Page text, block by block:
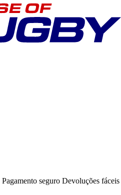
Pagamento seguro Devoluções fáceis